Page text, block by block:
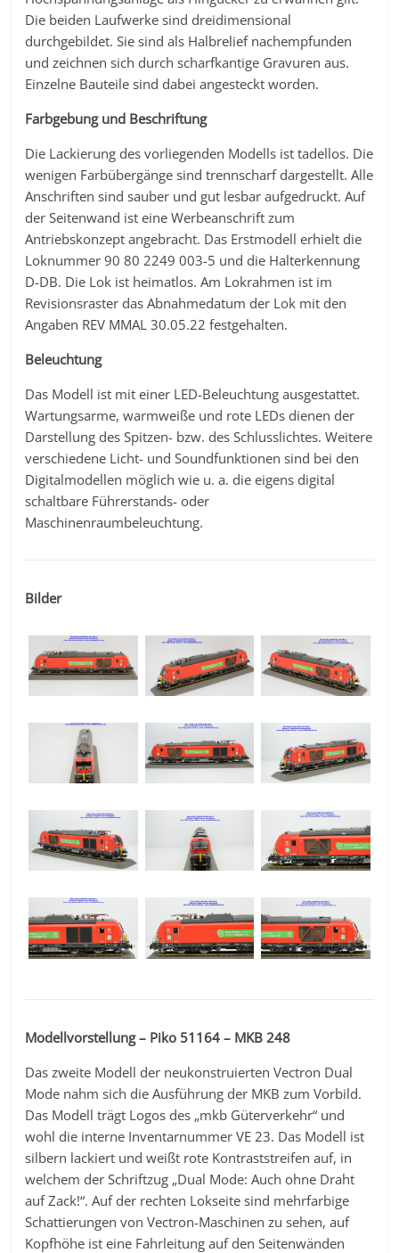
Die beiden Laufwerke sind dreidimensional
durchgebildet. Sie sind als Halbrelief nachempfunden
und zeichnen sich durch scharfkantige Gravuren aus.
Einzelne Bauteile sind dabei angesteckt worden.
Farbgebung und Beschriftung
Die Lackierung des vorliegenden Modells ist tadellos. Die
wenigen Farbübergänge sind trennscharf dargestellt. Alle
Anschriften sind sauber und gut lesbar aufgedruckt. Auf
der Seitenwand ist eine Werbeanschrift zum
Antriebskonzept angebracht. Das Erstmodell erhielt die
Loknummer 90 80 2249 003-5 und die Halterkennung
D-DB. Die Lok ist heimatlos. Am Lokrahmen ist im
Revisionsraster das Abnahmedatum der Lok mit den
Angaben REV MMAL 30.05.22 festgehalten.
Beleuchtung
Das Modell ist mit einer LED-Beleuchtung ausgestattet.
Wartungsarme, warmweiße und rote LEDs dienen der
Darstellung des Spitzen- bzw. des Schlusslichtes. Weitere
verschiedene Licht- und Soundfunktionen sind bei den
Digitalmodellen möglich wie u. a. die eigens digital
schaltbare Führerstands- oder
Maschinenraumbeleuchtung.
Bilder
Modellvorstellung – Piko 51164 – MKB 248
Das zweite Modell der neukonstruierten Vectron Dual
Mode nahm sich die Ausführung der MKB zum Vorbild.
Das Modell trägt Logos des „mkb Güterverkehr“ und
wohl die interne Inventarnummer VE 23. Das Modell ist
silbern lackiert und weißt rote Kontraststreifen auf, in
welchem der Schriftzug „Dual Mode: Auch ohne Draht
auf Zack!“. Auf der rechten Lokseite sind mehrfarbige
Schattierungen von Vectron-Maschinen zu sehen, auf
Kopfhöhe ist eine Fahrleitung auf den Seitenwänden